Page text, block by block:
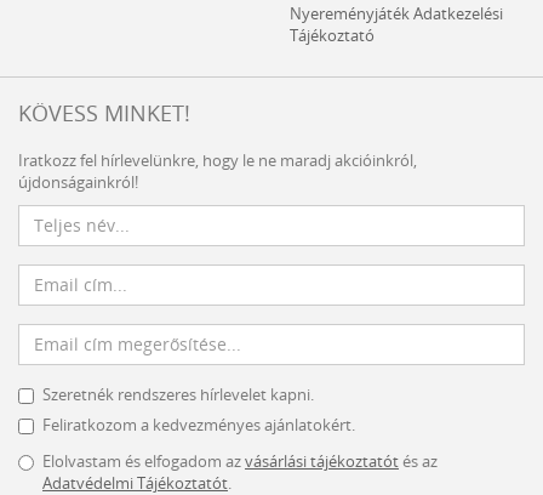
Nyereményjáték Adatkezelési
Tájékoztató
KÖVESS MINKET!
Iratkozz fel hírlevelünkre, hogy le ne maradj akcióinkról,
újdonságainkról!
Szeretnék rendszeres hírlevelet kapni.
Feliratkozom a kedvezményes ajánlatokért.
Elolvastam és elfogadom azvásárlási tájékoztatótés az
Adatvédelmi Tájékoztatót.